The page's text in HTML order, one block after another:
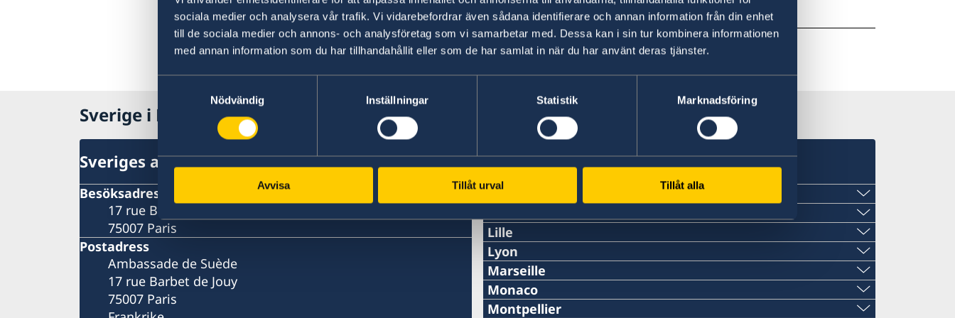
sociala medier och analysera vår trafik. Vi vidarebefordrar även sådana identifierare och annan information från din enhet
till de sociala medier och annons- och analysföretag som vi samarbetar med. Dessa kan i sin tur kombinera informationen
med annan information som du har tillhandahållit eller som de har samlat in när du har använt deras tjänster.
Nödvändig
Inställningar Statistik Marknadsföring
Avvisa Tillåt urval Tillåt alla
Sverige i Frankrike
Sveriges ambassad
Besöksadress
17 rue Barbet de Jouy
75007 Paris
Postadress
Ambassade de Suède
17 rue Barbet de Jouy
75007 Paris
Svenska konsulat
Ambassadens konsulära avdelning
+33 (0)1 44 18 88 00
E-mail:
konsular.paris@gov.se
Telefon:
+33 (0)5 57 87 47 90
E-mail:
Lille
Telefon:
+33 (0)3 74 44 60 61
E-mail:
Lyon
Telefon:
+33 (0)7 56 88 37 21
Marseille
Telefon:
Monaco
Telefon:
Montpellier